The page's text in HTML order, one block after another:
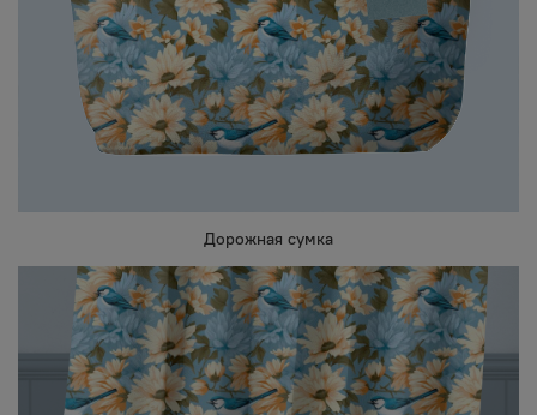
Дорожная сумка